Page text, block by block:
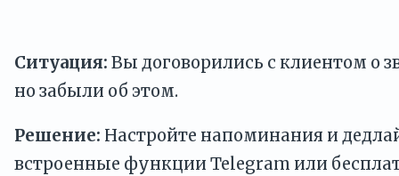
Ситуация: Вы договорились с клиентом о
но забыли об этом.
Решение: Настройте напоминания и
встроенные функции Telegram или